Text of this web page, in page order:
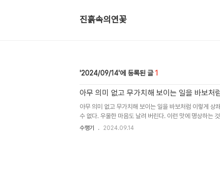
진흙속의연꽃
2024/09/14 1
아무 의미 없고 무가치해 보이는 일을 바보
아무 의미 없고 무가치해 보이는 일을 바보처럼 이렇게 상
수 없다. 우울한 마음도 날려 버린다. 이런 맛에 명상하는
째이다. 하루 하루 날자는 카운트 된다. 우안거는 음력 구
는 상태였다. 산 사람은 살아야 한다. 장례식장에서 사람들
수행기 2024.09.14